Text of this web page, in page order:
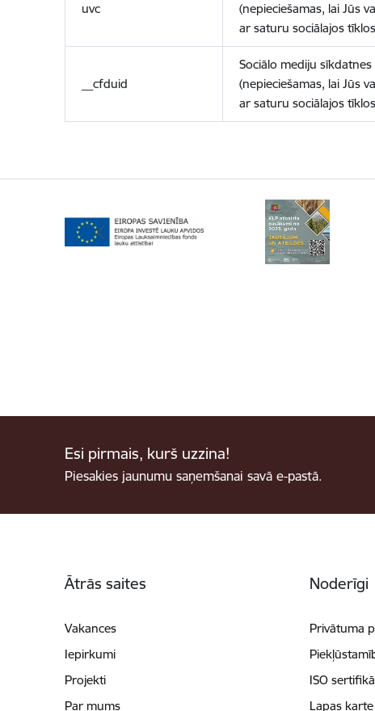
uvc
(nepieciešamas, lai Jūs
ar saturu sociālajos
__cfduid
Sociālo mediju sīkdatnes
(nepieciešamas, lai Jūs
ar saturu sociālajos
Esi pirmais, kurš uzzina!
Piesakies jaunumu saņemšanai savā e-pastā.
Ātrās saites
Vakances
Iepirkumi
Projekti
Par mums
Noderīgi
Privātuma
ISO
Lapas karte